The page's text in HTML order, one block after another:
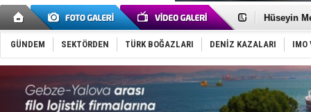
Hüseyin
Hat-San
Med
Tekne, su
Dışişleri
GÜNDEM SEKTÖRDEN TÜRK BOĞAZLARI DENİZ KAZALARI IMO